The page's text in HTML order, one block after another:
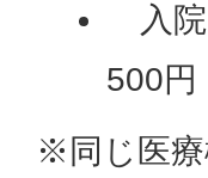
入院
500円
※同じ医療